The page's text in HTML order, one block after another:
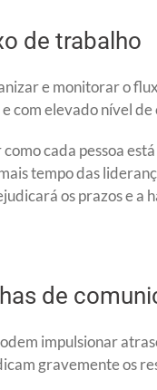
de trabalho
e monitorar o
com elevado nível
cada pessoa
tempo das
os prazos e a
de
impulsionar
gravemente os